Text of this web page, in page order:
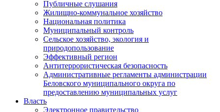
Публичные слушания
Жилищно-коммунальное хозяйство
Национальная политика
Муниципальный контроль
Сельское хозяйство, экология и
природопользование
Эффективный регион
Антитеррористическая безопасность
Административные регламенты администрации
Беловского муниципального округа по
предоставлению муниципальных услуг
Власть
Электронное правительство